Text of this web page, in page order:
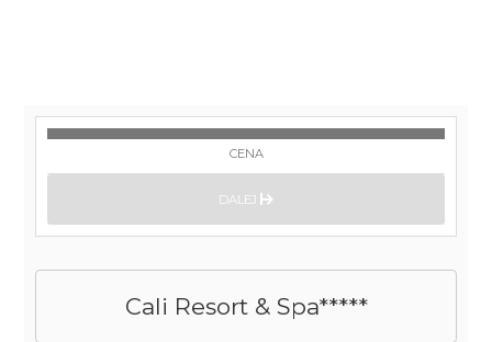
Cali Resort & Spa*****
CENA
DALEJ